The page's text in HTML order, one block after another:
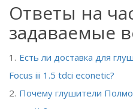
Ответы на
задаваемые
Есть ли доставка для
Focus iii 1.5 tdci econetic?
Почему глушители